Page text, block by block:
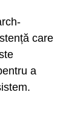
care
a